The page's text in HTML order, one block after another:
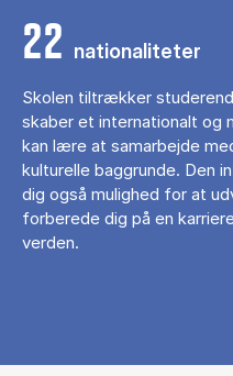
22 nationaliteter
Skolen tiltrækker
skaber et internationalt og
kan lære at samarbejde
kulturelle baggrunde. Den
dig også mulighed for at
forberede dig på en
verden.